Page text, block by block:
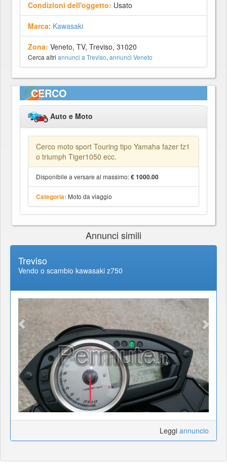
Condizioni dell'oggetto: Usato
Marca: Kawasaki
Zona: Veneto, TV, Treviso, 31020
Cerca altri annunci a Treviso, annunci Veneto
CERCO
Auto e Moto
Cerco moto sport Touring tipo Yamaha fazer fz1
o triumph Tiger1050 ecc.
Disponibile a versare al massimo:€ 1000.00
Categoria: Moto da viaggio
Annunci simili
Treviso
Vendo o scambio kawasaki z750
Leggi annuncio